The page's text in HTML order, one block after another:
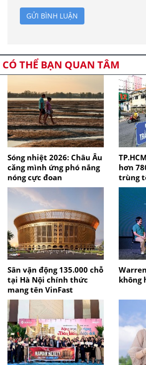
GỬI BÌNH LUẬN
CÓ THỂ BẠN QUAN TÂM
Sóng nhiệt 2026: Châu Âu
căng mình ứng phó nắng
nóng cực đoan
hơn
trùng
Sân vận động 135.000 chỗ
tại Hà Nội chính thức
mang tên VinFast
không